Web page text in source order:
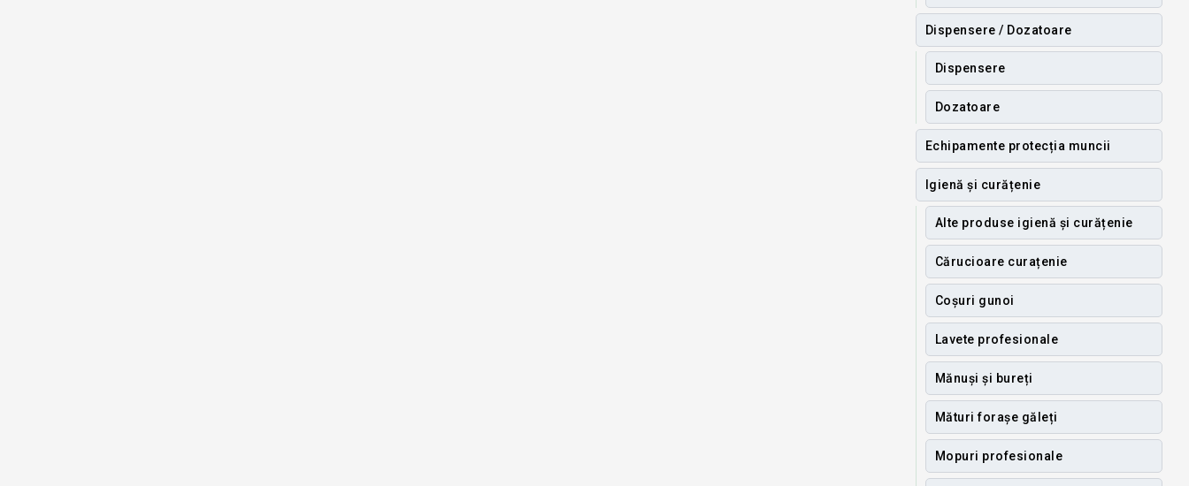
Dispensere / Dozatoare
Dispensere
Dozatoare
Echipamente protecția muncii
Igienă și curățenie
Alte produse igienă și curățenie
Cărucioare curațenie
Coșuri gunoi
Lavete profesionale
Mănuși și bureți
Mături forașe găleți
Mopuri profesionale